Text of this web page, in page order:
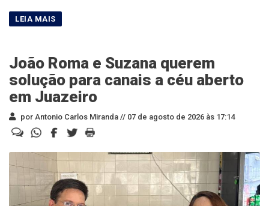
João Roma e Suzana querem
solução para canais a céu aberto
em Juazeiro
por Antonio Carlos Miranda // 07 de agosto de 2026 às 17:14